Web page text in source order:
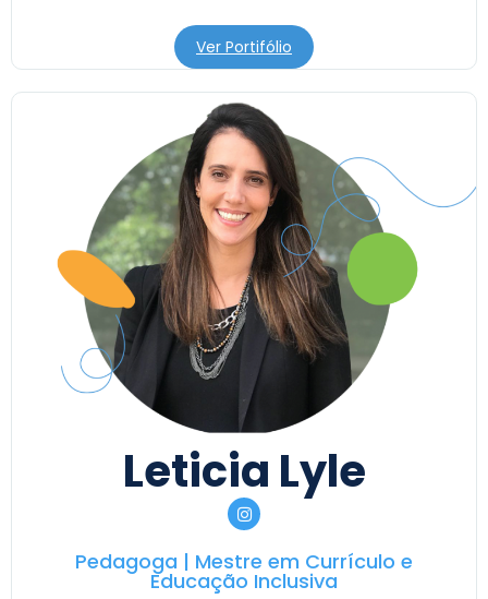
Ver Portifólio
Leticia Lyle
Pedagoga | Mestre em Currículo e
Educação Inclusiva